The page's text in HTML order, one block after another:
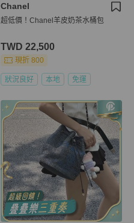
Chanel
超低價！Chanel羊皮奶茶水桶包
TWD 22,500
現折 800
狀況良好 本地 免運